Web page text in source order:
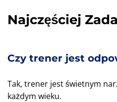
Najczęściej
Czy trener jest
Tak, trener jest świetnym
każdym wieku.